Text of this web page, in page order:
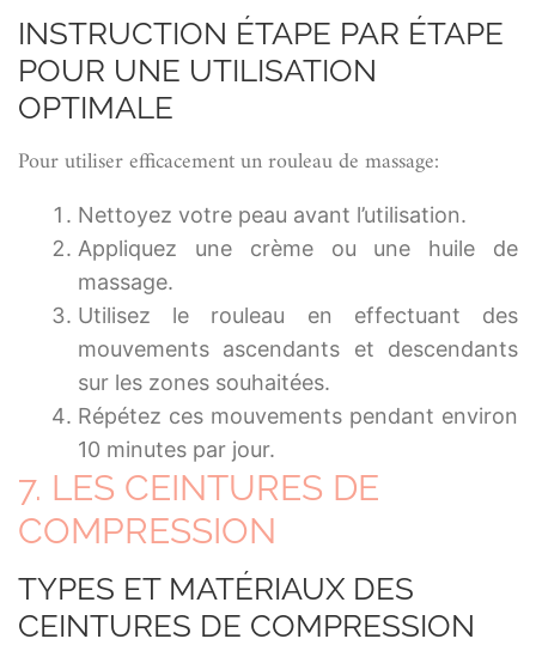
INSTRUCTION ÉTAPE PAR ÉTAPE
POUR UNE UTILISATION
OPTIMALE
Pour utiliser efficacement un rouleau de massage:
Nettoyez votre peau avant l’utilisation.
Appliquez une crème ou une huile de
massage.
Utilisez le rouleau en effectuant des
mouvements ascendants et descendants
sur les zones souhaitées.
Répétez ces mouvements pendant environ
10 minutes par jour.
7. LES CEINTURES DE
COMPRESSION
TYPES ET MATÉRIAUX DES
CEINTURES DE COMPRESSION